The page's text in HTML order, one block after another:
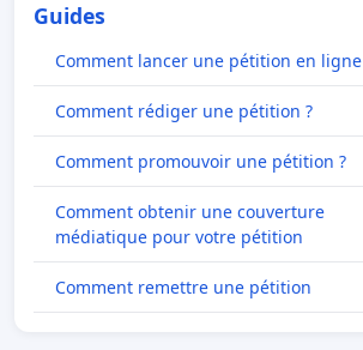
Guides
Comment lancer une pétition en ligne
Comment rédiger une pétition ?
Comment promouvoir une pétition ?
Comment obtenir une couverture
médiatique pour votre pétition
Comment remettre une pétition